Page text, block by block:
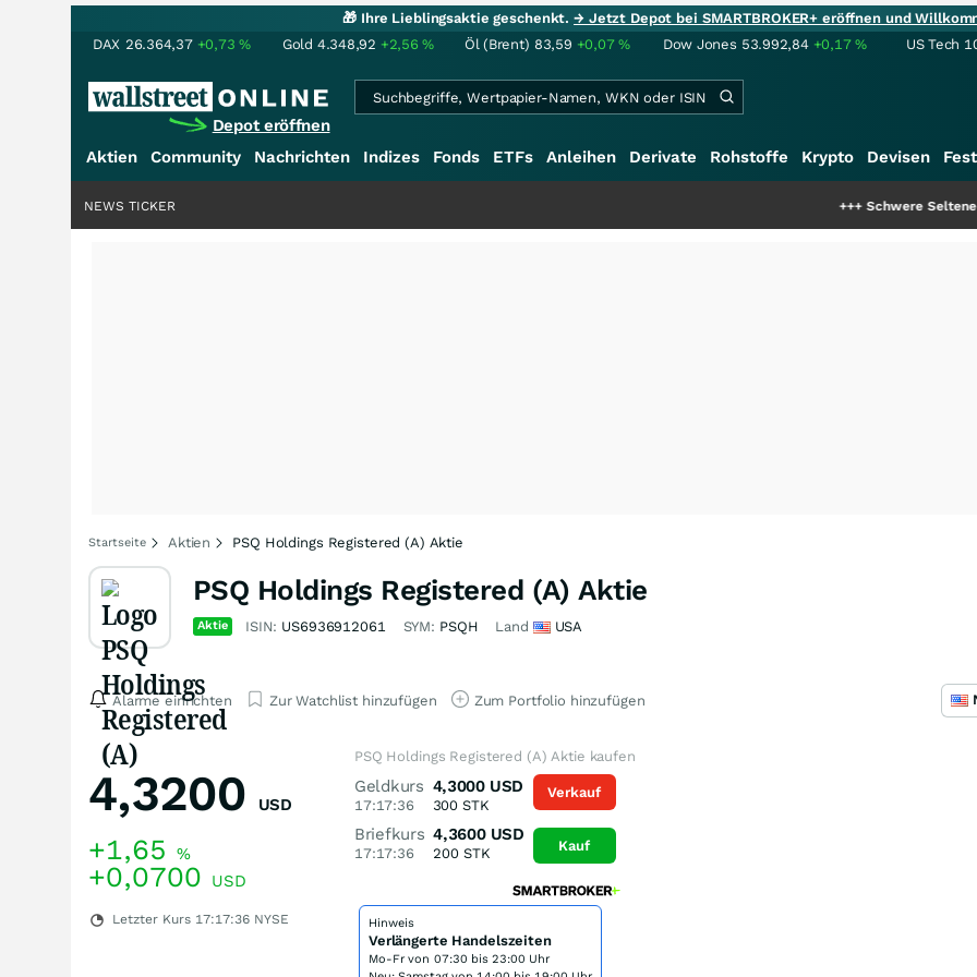
🎁 Ihre Lieblingsaktie geschenkt.→ Jetzt Depot bei SMARTBROKER+ eröffnen und
DAX 26.364,37 +0,73% Gold 4.348,92 +2,56% Öl (Brent) 83,59 +0,07% Dow Jones 53.992,84 +0,17% US Tech
Depot eröffnen
Aktien
Community Nachrichten Indizes Fonds ETFs Anleihen Derivate Rohstoffe Krypto Devisen
Schwere Seltene Erden:
NEWS TICKER
Startseite Aktien PSQ Holdings Registered (A) Aktie
PSQ Holdings Registered (A) Aktie
Aktie ISIN: US6936912061 SYM: PSQH Land USA
Alarme einrichten Zur Watchlist hinzufügen Zum Portfolio hinzufügen
4,3200 USD
+1,65 %
+0,0700 USD
Letzter Kurs 17:17:36 NYSE
PSQ Holdings Registered (A) Aktie kaufen
Geldkurs
17:17:36
4,3000 USD
300 STK
Briefkurs
17:17:36
4,3600 USD
200STK
Verkauf
Kauf
Hinweis
Verlängerte Handelszeiten
Mo-Fr von 07:30 bis 23:00 Uhr